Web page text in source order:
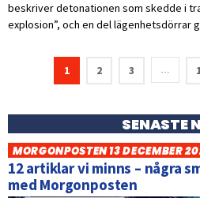
beskriver detonationen som skedde i
explosion”, och en del lägenhetsdörrar
1 2 3 …
SENASTE
MORGONPOSTEN 13 DECEMBER
12 artiklar vi minns – några
med Morgonposten